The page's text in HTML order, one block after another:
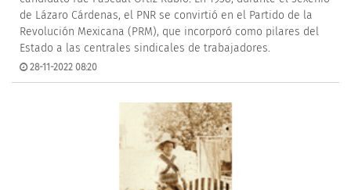
de Lázaro Cárdenas, el PNR se convirtió en el Partido de la
Revolución Mexicana (PRM), que incorporó como pilares del
Estado a las centrales sindicales de trabajadores.
28-11-2022 08:20